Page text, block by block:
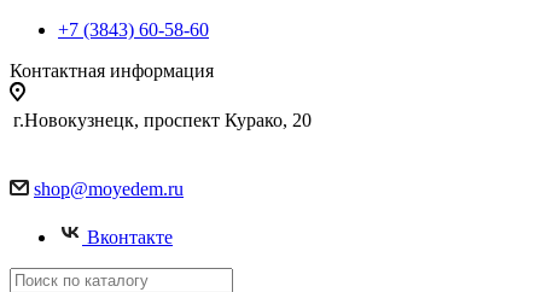
+7 (3843) 60-58-60
Контактная информация
г.Новокузнецк, проспект Курако, 20
shop@moyedem.ru
Вконтакте